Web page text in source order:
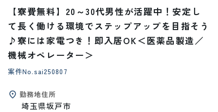
【寮費無料】20～30代男性が活躍中！安定し
て長く働ける環境でステップアップを目指そう
♪寮には家電つき！即入居OK＜医薬品製造／
機械オペレーター＞
案件No.sai250807
勤務地住所
埼玉県坂戸市